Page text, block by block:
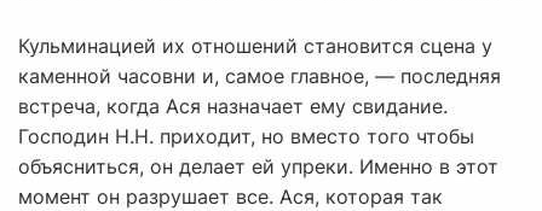
Кульминацией их отношений становится сцена у
каменной часовни и, самое главное, — последняя
встреча, когда Ася назначает ему свидание.
Господин Н.Н. приходит, но вместо того чтобы
объясниться, он делает ей упреки. Именно в этот
момент он разрушает все. Ася, которая так